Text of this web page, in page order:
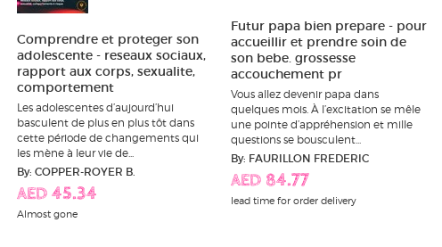
Comprendre et proteger son
adolescente - reseaux sociaux,
rapport aux corps, sexualite,
comportement
Les adolescentes d’aujourd’hui
basculent de plus en plus tôt dans
cette période de changements qui
les mène à leur vie de...
By: COPPER-ROYER B.
AED 45.34
Almost gone
Futur papa bien prepare - pour
accueillir et prendre soin de
son bebe. grossesse
accouchement pr
Vous allez devenir papa dans
quelques mois. À l’excitation se mêle
une pointe d’appréhension et mille
questions se bousculent...
By: FAURILLON FREDERIC
AED 84.77
lead time for order delivery